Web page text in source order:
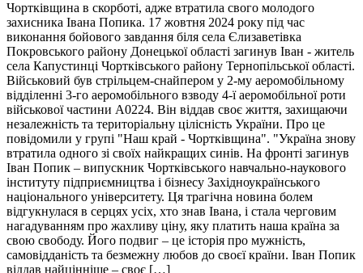
Чортківщина в скорботі, адже втратила свого молодого
захисника Івана Попика. 17 жовтня 2024 року під час
виконання бойового завдання біля села Єлизаветівка
Покровського району Донецької області загинув Іван - житель
села Капустинці Чортківського району Тернопільської області.
Військовий був стрільцем-снайпером у 2-му аеромобільному
відділенні 3-го аеромобільного взводу 4-ї аеромобільної роти
військової частини А0224. Він віддав своє життя, захищаючи
незалежність та територіальну цілісність України. Про це
повідомили у групі "Наш край - Чортківщина". "Україна знову
втратила одного зі своїх найкращих синів. На фронті загинув
Іван Попик – випускник Чортківського навчально-наукового
інституту підприємництва і бізнесу Західноукраїнського
національного університету. Ця трагічна новина болем
відгукнулася в серцях усіх, хто знав Івана, і стала черговим
нагадуванням про жахливу ціну, яку платить наша країна за
свою свободу. Його подвиг – це історія про мужність,
самовідданість та безмежну любов до своєї країни. Іван Попик
віддав найцінніше – своє […]